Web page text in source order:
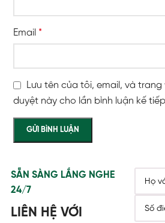
Email *
Lưu tên của tôi, email, và
duyệt này cho lần bình luận kế
SẴN SÀNG LẮNG NGHE
24/7
LIÊN HỆ VỚI